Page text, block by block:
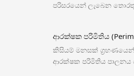
පරිසරයෙන් ලැබෙන
ආරක්ෂක පරිමිතිය
කිසියම් මනසක් ග්‍රහණයෙන්
ආරක්ෂක පරිමිතිය පාලනය